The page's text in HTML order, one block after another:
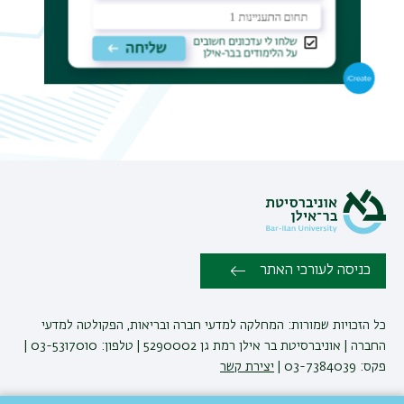
כניסה לעורכי האתר
כל הזכויות שמורות: המחלקה למדעי חברה ובריאות, הפקולטה למדעי
פקס: 03-7384039 |
יצירת קשר